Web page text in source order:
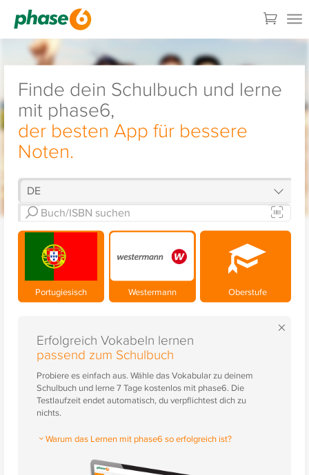
Finde dein Schulbuch und lerne
mit phase6,
der besten App für bessere
Noten.
Portugiesisch Westermann Oberstufe
×
Erfolgreich Vokabeln lernen
passend zum Schulbuch
Probiere es einfach aus. Wähle das Vokabular zu deinem
Schulbuch und lerne 7 Tage kostenlos mit phase6. Die
Testlaufzeit endet automatisch, du verpflichtest dich zu
nichts.
Warum das Lernen mit phase6 so erfolgreich ist?